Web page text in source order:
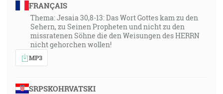
FRANÇAIS
Thema: Jesaia 30,8-13: Das Wort Gottes kam zu den
Sehern, zu Seinen Propheten und nicht zu den
missratenen Söhne die den Weisungen des HERRN
nicht gehorchen wollen!
MP3
SRPSKOHRVATSKI